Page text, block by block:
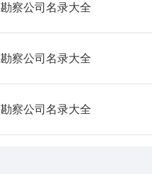
察公司名录大全
察公司名录大全
察公司名录大全